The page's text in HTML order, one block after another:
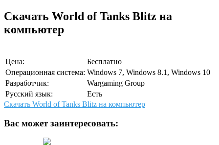
Скачать World of Tanks Blitz на
компьютер
Цена:
Бесплатно
Операционная система: Windows 7, Windows 8.1, Windows 10
Разработчик:
Wargaming Group
Русский язык:
Есть
Скачать World of Tanks Blitz на компьютер
Вас может заинтересовать: